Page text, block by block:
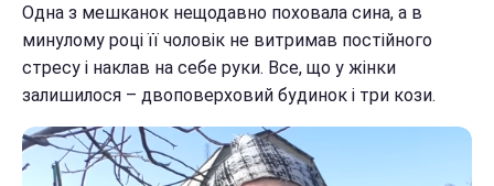
Одна з мешканок нещодавно поховала сина, а в
минулому році її чоловік не витримав постійного
стресу і наклав на себе руки. Все, що у жінки
залишилося – двоповерховий будинок і три кози.